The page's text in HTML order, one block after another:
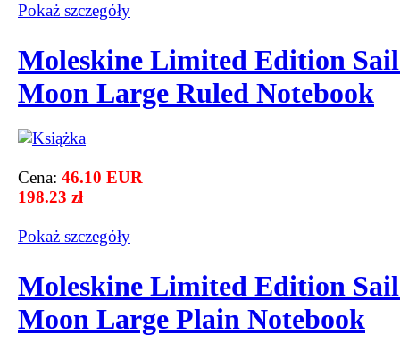
Pokaż szczegόły
Moleskine Limited Edition
Moon Large Ruled Notebook
Cena: 46.10 EUR
198.23 zł
Pokaż szczegόły
Moleskine Limited Edition
Moon Large Plain Notebook